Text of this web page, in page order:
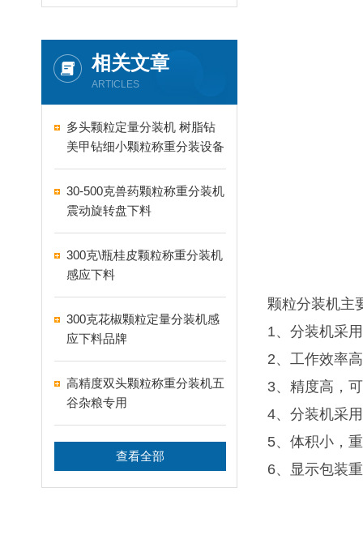
相关文章
ARTICLES
多头颗粒定量分装机 树脂钻
美甲钻细小颗粒称重分装设备
支持24-60头定制
30-500克兽药颗粒称重分装机
震动旋转盘下料
300克\瓶桂皮颗粒称重分装机
感应下料
300克花椒颗粒定量分装机感
应下料品牌
高精度双头颗粒称重分装机五
谷杂粮专用
查看全部
颗粒分装机主
1、分装机采
2、工作效率
3、精度高，
4、分装机采
5、体积小，
6、显示包装